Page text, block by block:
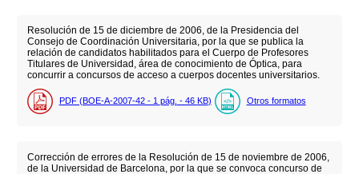
Resolución de 15 de diciembre de 2006, de la Presidencia del
Consejo de Coordinación Universitaria, por la que se publica la
relación de candidatos habilitados para el Cuerpo de Profesores
Titulares de Universidad, área de conocimiento de Óptica, para
concurrir a concursos de acceso a cuerpos docentes universitarios.
PDF (BOE-A-2007-42 - 1 pág. - 46 KB) Otros formatos
Corrección de errores de la Resolución de 15 de noviembre de 2006,
de la Universidad de Barcelona, por la que se convoca concurso de